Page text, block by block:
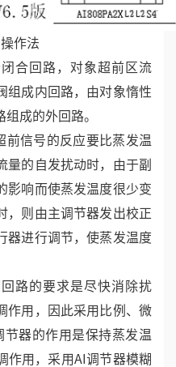
作法
合回路，对象超前区流
组成内回路，由对象惰性
成的外回路。
信号的反应要比蒸发温
量的自发扰动时，由于副
影响而使蒸发温度很少变
，则由主调节器发出校正
器进行调节，使蒸发温度
路的要求是尽快消除扰
作用，因此采用比例、微
节器的作用是保持蒸发温
作用，采用AI调节器模糊